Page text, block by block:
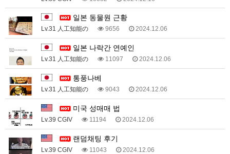
일본 동물원 근황
Lv.31 人工知能の 9656 2024.12.06
일본 나락간 연예인
Lv.31 人工知能の 11097 2024.12.06
통풍나베
Lv.31 人工知能の 9043 2024.12.06
미국 성매매 법
Lv.39 CGIV 11194 2024.12.06
랜덤채팅 후기
Lv.39 CGIV 11043 2024.12.06